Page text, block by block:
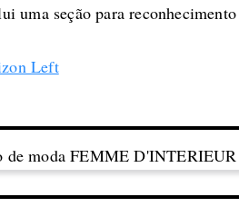
uma seção para
Left